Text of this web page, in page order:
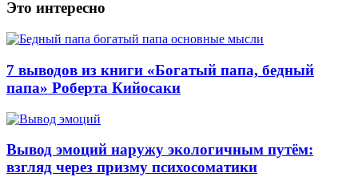
Это интересно
7 выводов из книги «Богатый папа, бедный
папа» Роберта Кийосаки
Вывод эмоций наружу экологичным путём:
взгляд через призму психосоматики